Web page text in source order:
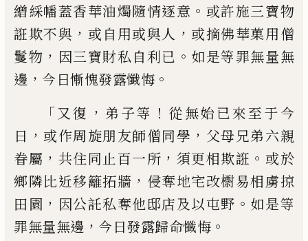
繒綵幡蓋香華油燭隨情逐意 。 或許施三寶物
誑欺不與 ， 或自用或與人 ， 或摘佛華菓用僧
鬘物 ， 因三寶財私自利已 。 如是等罪無量無
邊 ， 今日慚愧發露懺悔 。
「又復 ， 弟子等 ！ 從無始已來至于今
日 ， 或作周旋朋友師僧同學 ， 父母兄弟六親
眷屬 ， 共住同止百一所 ， 須更相欺誑 。 或於
鄉隣比近移籬拓牆 ， 侵奪地宅改㯹易相虜掠
田園 ， 因公託私奪他邸店及以屯野 。 如是等
罪無量無邊 ， 今日發露歸命懺悔 。